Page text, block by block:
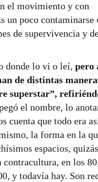
el movimiento y con
un poco contaminarse
de supervivencia y
donde lo vi o leí, pero
de distintas
superstar”,
el nombre, lo
cuenta que todo era
la forma en la
espacios,
contracultura, en los
y todavía hay. Son